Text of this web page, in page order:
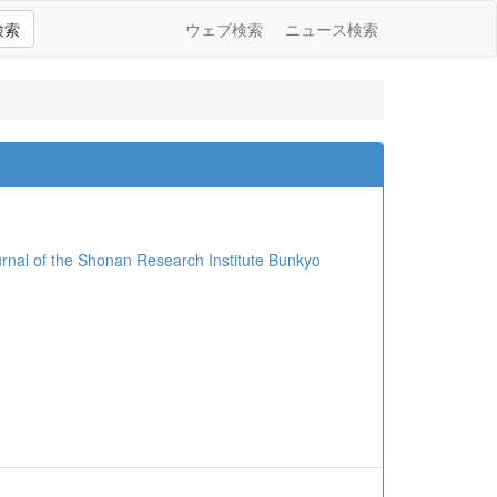
索 ウェブ検索 ニュース検索
of the Shonan Research Institute Bunkyo